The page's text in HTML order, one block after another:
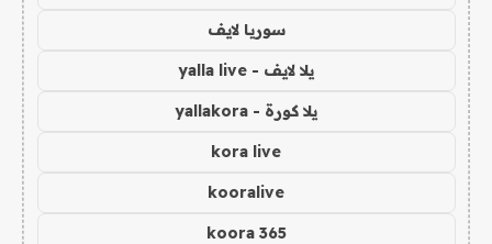
سوريا لايف
يلا لايف - yalla live
يلا كورة - yallakora
kora live
kooralive
koora 365